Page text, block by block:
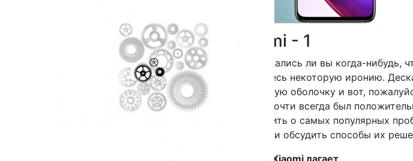
Xiaomi - 1
Задумывались ли вы когда-нибудь,
вижу здесь некоторую иронию.
фирменную оболочку и вот,
Xiaomi, почти всегда был
поговорить о самых популярных
техники и обсудить способы их
Почему Xiaomi лагает